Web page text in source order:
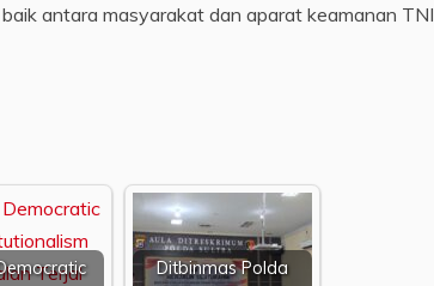
antara masyarakat dan aparat keamanan TNI
Ditbinmas Polda